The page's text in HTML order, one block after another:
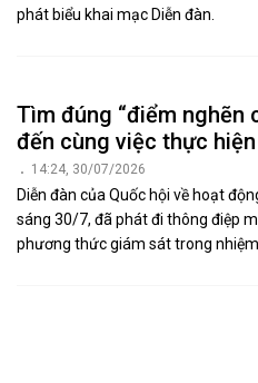
phát biểu khai mạc Diễn đàn.
Tìm đúng “điểm nghẽn
đến cùng việc thực
14:24, 30/07/2026
Diễn đàn của Quốc hội về hoạt
sáng 30/7, đã phát đi thông điệp
phương thức giám sát trong nhiệm